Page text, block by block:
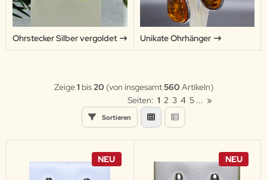
Ohrstecker Silber vergoldet Unikate Ohrhänger
Sortieren
Zeige1 bis20 (von insgesamt560 Artikeln)
Seiten: 1 2 3 4 5 ... »
NEU NEU